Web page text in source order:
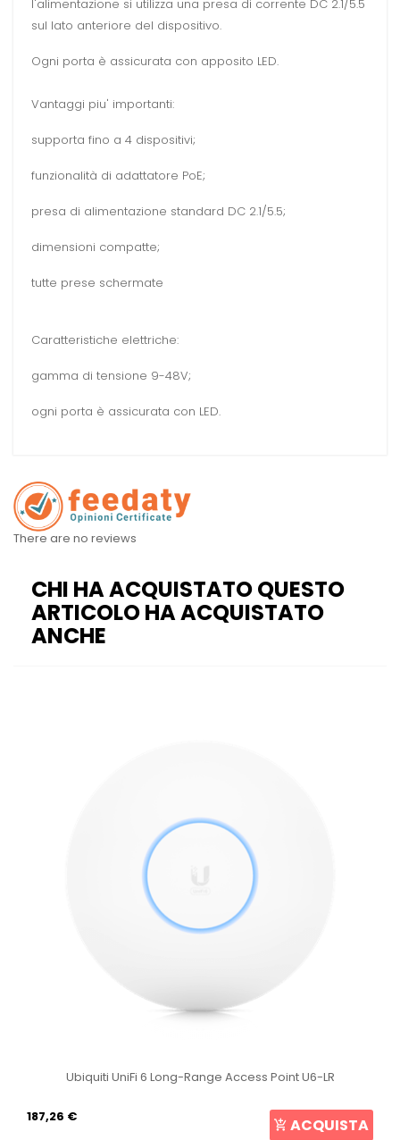
l'alimentazione si utilizza una presa di corrente DC 2.1/5.5
sul lato anteriore del dispositivo.
Ogni porta è assicurata con apposito LED.
Vantaggi piu' importanti:
supporta fino a 4 dispositivi;
funzionalità di adattatore PoE;
presa di alimentazione standard DC 2.1/5.5;
dimensioni compatte;
tutte prese schermate
Caratteristiche elettriche:
gamma di tensione 9-48V;
ogni porta è assicurata con LED.
There are no reviews
CHI HA ACQUISTATO QUESTO
ARTICOLO HA ACQUISTATO
ANCHE
Ubiquiti UniFi 6 Long-Range Access Point U6-LR
187,26 € ACQUISTA